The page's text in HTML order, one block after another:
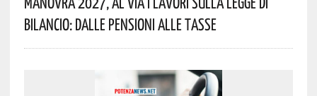
Bilancio: Dalle Pensioni Alle Tasse